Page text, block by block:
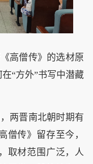
高僧传》的选材原
“方外”书写中潜藏
两晋南北朝时期有
僧传》留存至今，
取材范围广泛，人